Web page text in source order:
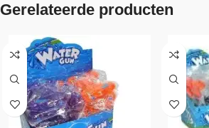
Gerelateerde producten